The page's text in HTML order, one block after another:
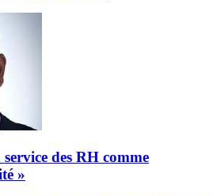
des RH comme
»